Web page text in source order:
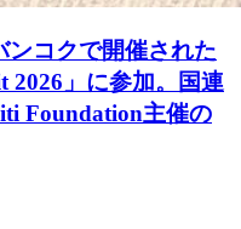
コクで開催された
2026」に参加。国連
Foundation主催の